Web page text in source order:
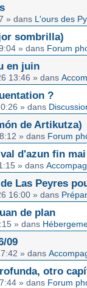
» dans L'ours des
sombrilla)
» dans Forum
en juin
13:46 » dans
?
» dans
de Artikutza)
» dans Forum
d'azun fin
» dans
Las Peyres
16:00 » dans
de plan
» dans
09
» dans
otro
» dans Forum